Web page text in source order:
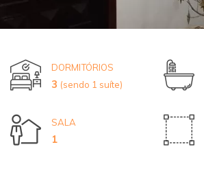
DORMITÓRIOS
3 (sendo 1 suíte)
SALA
1